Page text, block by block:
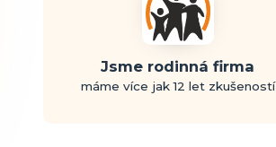
Jsme rodinná firma
máme více jak 12 let zkušeností